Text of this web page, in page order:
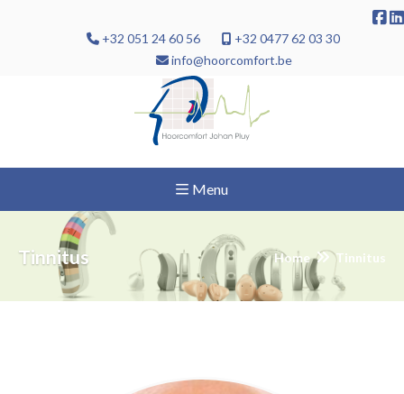
+32 051 24 60 56
+32 0477 62 03 30
info@hoorcomfort.be
Menu
Tinnitus Home Tinnitus